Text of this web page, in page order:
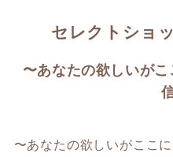
セレクトショ
〜あなたの欲しいが
〜あなたの欲しいがここ